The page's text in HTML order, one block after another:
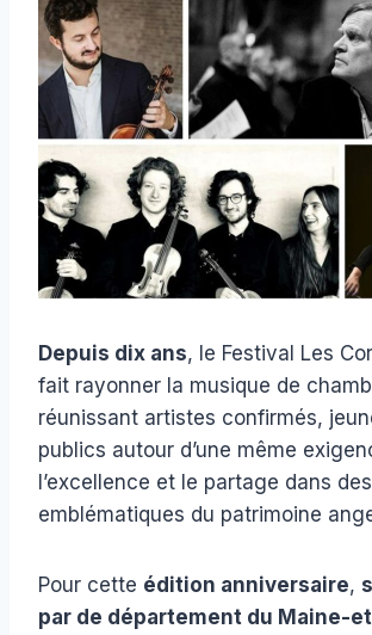
Depuis dix ans, le Festival Les
fait rayonner la musique de
réunissant artistes confirmés,
publics autour d’une même
l’excellence et le partage dans
emblématiques du patrimoine
Pour cette édition anniversaire,
par de département du Maine-